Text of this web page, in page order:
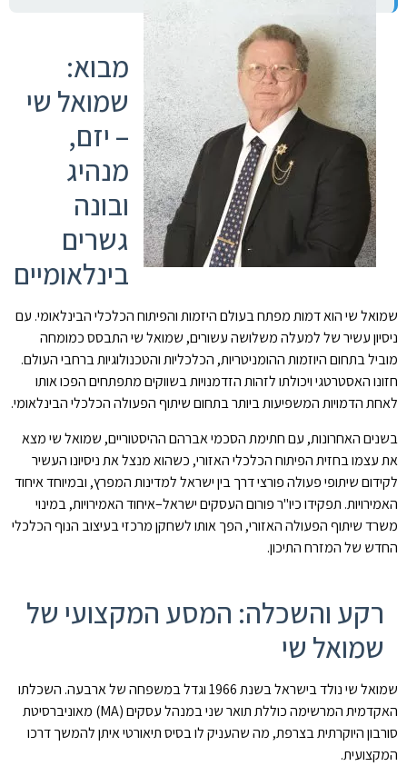
מבוא:
שמואל שי
– יזם,
מנהיג
ובונה
גשרים
בינלאומיים
שמואל שי הוא דמות מפתח בעולם היזמות והפיתוח הכלכלי הבינלאומי. עם
ניסיון עשיר של למעלה משלושה עשורים, שמואל שי התבסס כמומחה
מוביל בתחום היוזמות ההומניטריות, הכלכליות והטכנולוגיות ברחבי העולם.
חזונו האסטרטגי ויכולתו לזהות הזדמנויות בשווקים מתפתחים הפכו אותו
לאחת הדמויות המשפיעות ביותר בתחום שיתוף הפעולה הכלכלי הבינלאומי.
בשנים האחרונות, עם חתימת הסכמי אברהם ההיסטוריים, שמואל שי מצא
את עצמו בחזית הפיתוח הכלכלי האזורי, כשהוא מנצל את ניסיונו העשיר
לקידום שיתופי פעולה פורצי דרך בין ישראל למדינות המפרץ, ובמיוחד איחוד
האמירויות. תפקידו כיו"ר פורום העסקים ישראל–איחוד האמירויות, במינוי
משרד שיתוף הפעולה האזורי, הפך אותו לשחקן מרכזי בעיצוב הנוף הכלכלי
החדש של המזרח התיכון.
רקע והשכלה: המסע המקצועי של
שמואל שי
שמואל שי נולד בישראל בשנת 1966 וגדל במשפחה של ארבעה. השכלתו
האקדמית המרשימה כוללת תואר שני במנהל עסקים (MA) מאוניברסיטת
סורבון היוקרתית בצרפת, מה שהעניק לו בסיס תיאורטי איתן להמשך דרכו
המקצועית.